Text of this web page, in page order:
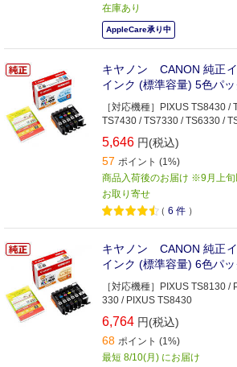
在庫あり
AppleCare承り中
キヤノン CANON 純正
インク (標準容量) 5色パ
［対応機種］PIXUS TS8430
TS7430 / TS7330 / TS6330 /
/ TR9530 / TR8630 / TR8630a
/ TR703a
5,646 円(税込)
57 ポイント (1%)
商品入荷後のお届け ※9月上旬
お取り寄せ
（ 6 件 ）
キヤノン CANON 純正
インク (標準容量) 6色パ
［対応機種］PIXUS TS8130
330 / PIXUS TS8430
6,764 円(税込)
68 ポイント (1%)
最短 8/10(月) にお届け